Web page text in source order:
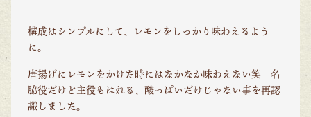
構成はシンプルにして、レモンをしっかり味わえるよう
に。
唐揚げにレモンをかけた時にはなかなか味わえない笑 名
脇役だけど主役もはれる、酸っぱいだけじゃない事を再認
識しました。